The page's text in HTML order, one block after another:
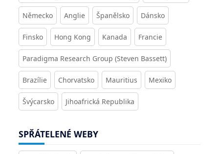
Německo Anglie Španělsko Dánsko
Finsko Hong Kong Kanada Francie
Paradigma Research Group (Steven Bassett)
Brazílie Chorvatsko Mauritius Mexiko
Švýcarsko Jihoafrická Republika
SPŘÁTELENÉ WEBY